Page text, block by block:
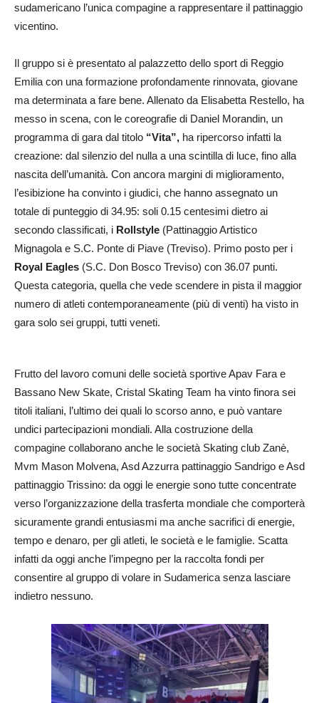
sudamericano l’unica compagine a rappresentare il pattinaggio
vicentino.
Il gruppo si è presentato al palazzetto dello sport di Reggio
Emilia con una formazione profondamente rinnovata, giovane
ma determinata a fare bene. Allenato da Elisabetta Restello, ha
messo in scena, con le coreografie di Daniel Morandin, un
programma di gara dal titolo “Vita”, ha ripercorso infatti la
creazione: dal silenzio del nulla a una scintilla di luce, fino alla
nascita dell’umanità. Con ancora margini di miglioramento,
l’esibizione ha convinto i giudici, che hanno assegnato un
totale di punteggio di 34.95: soli 0.15 centesimi dietro ai
secondo classificati, i Rollstyle (Pattinaggio Artistico
Mignagola e S.C. Ponte di Piave (Treviso). Primo posto per i
Royal Eagles (S.C. Don Bosco Treviso) con 36.07 punti.
Questa categoria, quella che vede scendere in pista il maggior
numero di atleti contemporaneamente (più di venti) ha visto in
gara solo sei gruppi, tutti veneti.
Frutto del lavoro comuni delle società sportive Apav Fara e
Bassano New Skate, Cristal Skating Team ha vinto finora sei
titoli italiani, l’ultimo dei quali lo scorso anno, e può vantare
undici partecipazioni mondiali. Alla costruzione della
compagine collaborano anche le società Skating club Zanè,
Mvm Mason Molvena, Asd Azzurra pattinaggio Sandrigo e Asd
pattinaggio Trissino: da oggi le energie sono tutte concentrate
verso l’organizzazione della trasferta mondiale che comporterà
sicuramente grandi entusiasmi ma anche sacrifici di energie,
tempo e denaro, per gli atleti, le società e le famiglie. Scatta
infatti da oggi anche l’impegno per la raccolta fondi per
consentire al gruppo di volare in Sudamerica senza lasciare
indietro nessuno.